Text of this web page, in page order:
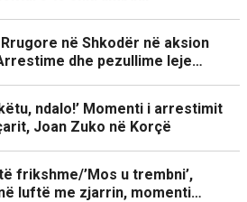
në Shkodër në aksion
dhe pezullime leje…
ndalo!’ Momenti i arrestimit
Joan Zuko në Korçë
frikshme/’Mos u trembni’,
luftë me zjarrin, momenti…